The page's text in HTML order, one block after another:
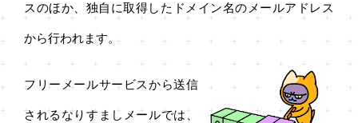
スのほか、独自に取得したドメイン名のメールアドレス
から行われます。
フリーメールサービスから送信
されるなりすましメールでは、